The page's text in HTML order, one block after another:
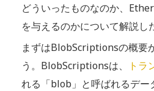
どういったものなのか、
を与えるのかについて解説し
まずはBlobScriptionsの概要
う。BlobScriptionsは、
トラ
れる「blob」と呼ばれるデー